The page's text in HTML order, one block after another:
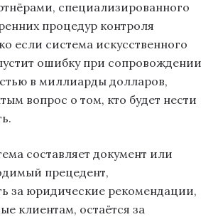
специализированного
процедур контроля
если система искусственного
ошибку при сопровождении
в миллиарды долларов,
вопрос о том, кто будет нести
составляет документ или
прецедент,
за юридические рекомендации,
клиентам, остаётся за